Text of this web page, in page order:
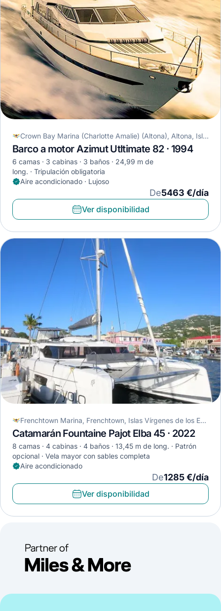
Crown Bay Marina (Charlotte Amalie) (Altona), Altona, Islas Vírgenes de los Estados Unidos
Barco a motor Azimut Utltimate 82 · 1994
6 camas 3 cabinas 3 baños
24,99 m de
long.
Tripulación obligatoria
Aire acondicionado · Lujoso
De5463 €/día
Ver disponibilidad
Frenchtown Marina, Frenchtown, Islas Vírgenes de los Estados Unidos
Catamarán Fountaine Pajot Elba 45 · 2022
8 camas 4 cabinas 4 baños 13,45 m de long.
Patrón
opcional
Vela mayor con sables completa
Aire acondicionado
De1285 €/día
Ver disponibilidad